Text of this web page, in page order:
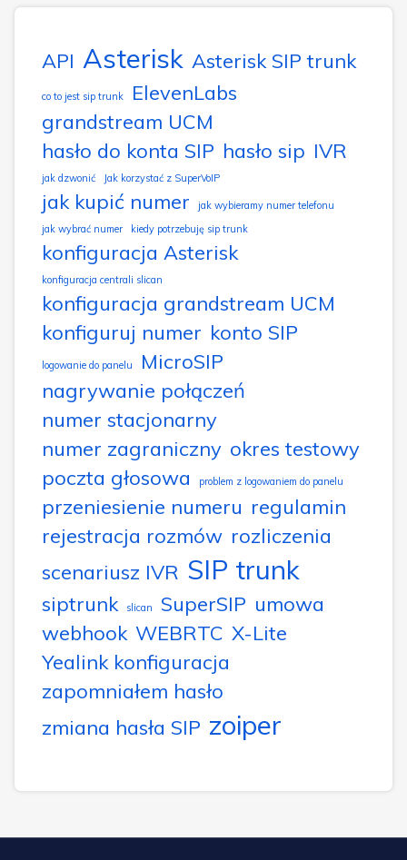
API Asterisk Asterisk SIP trunk
co to jest sip trunk
ElevenLabs
grandstream UCM
hasło do konta SIP hasło sip IVR
jak dzwonić Jak korzystać z SuperVoIP
jak kupić numer
jak wybieramy numer telefonu
jak wybrać numer
kiedy potrzebuję sip trunk
konfiguracja Asterisk
konfiguracja centrali slican
konfiguracja grandstream UCM
konfiguruj numer konto SIP
logowanie do panelu
MicroSIP
nagrywanie połączeń
numer stacjonarny
numer zagraniczny okres testowy
poczta głosowa
problem z logowaniem do panelu
przeniesienie numeru regulamin
rejestracja rozmów rozliczenia
scenariusz IVR SIP trunk
siptrunk slican SuperSIP umowa
webhook WEBRTC X-Lite
Yealink konfiguracja
zapomniałem hasło
zmiana hasła SIP zoiper